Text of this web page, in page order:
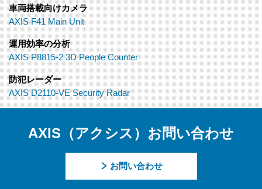
車両搭載向けカメラ
AXIS F41 Main Unit
運用効率の分析
AXIS P8815-2 3D People Counter
防犯レーダー
AXIS D2110-VE Security Radar
AXIS（アクシス）お問い合わせ
お問い合わせ